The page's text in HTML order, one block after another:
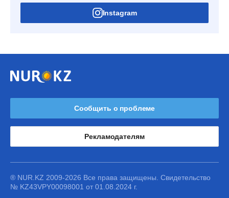
Instagram
Сообщить о проблеме
Рекламодателям
® NUR.KZ 2009-2026 Все права защищены. Свидетельство
№ KZ43VPY00098001 от 01.08.2024 г.